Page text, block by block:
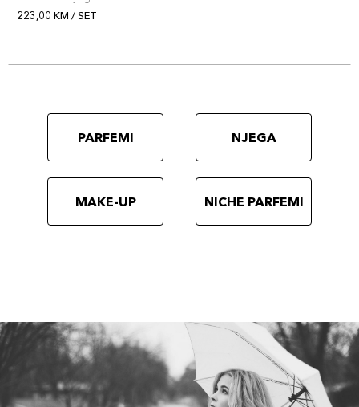
223,00 KM / SET
PARFEMI NJEGA
MAKE-UP NICHE PARFEMI